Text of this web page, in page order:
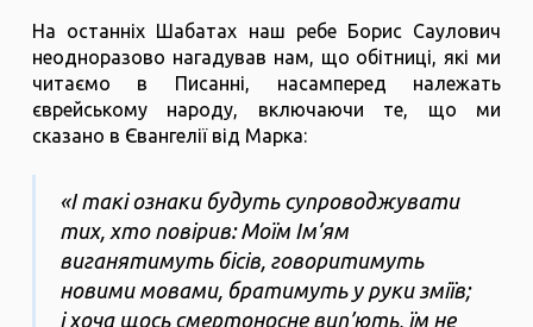
На останніх Шабатах наш ребе Борис Саулович
неодноразово нагадував нам, що обітниці, які ми
читаємо в Писанні, насамперед належать
єврейському народу, включаючи те, що ми
сказано в Євангелії від Марка:
«І такі ознаки будуть супроводжувати
тих, хто повірив: Моїм Ім’ям
виганятимуть бісів, говоритимуть
новими мовами, братимуть у руки зміїв;
і хоча щось смертоносне вип’ють, їм не